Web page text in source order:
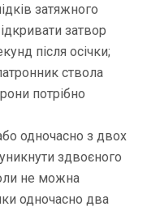
затяжного
затвор
після осічки;
ствола
потрібно
одночасно з двох
здвоєного
не можна
одночасно два